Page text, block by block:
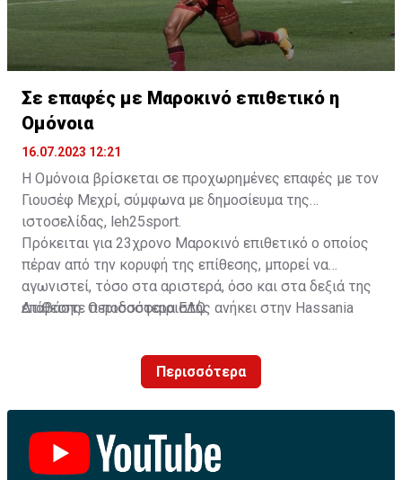
Σε επαφές με Μαροκινό επιθετικό η
Ομόνοια
16.07.2023 12:21
Η Ομόνοια βρίσκεται σε προχωρημένες επαφές με τον
Γιουσέφ Μεχρί, σύμφωνα με δημοσίευμα της
ιστοσελίδας, leh25sport.
Πρόκειται για 23χρονο Μαροκινό επιθετικό ο οποίος
πέραν από την κορυφή της επίθεσης, μπορεί να
αγωνιστεί, τόσο στα αριστερά, όσο και στα δεξιά της
επίθεσης. Ο ποδοσφαιριστής ανήκει στην Hassania
Διαβάστε περισσότεραΕΔΩ.
Περισσότερα